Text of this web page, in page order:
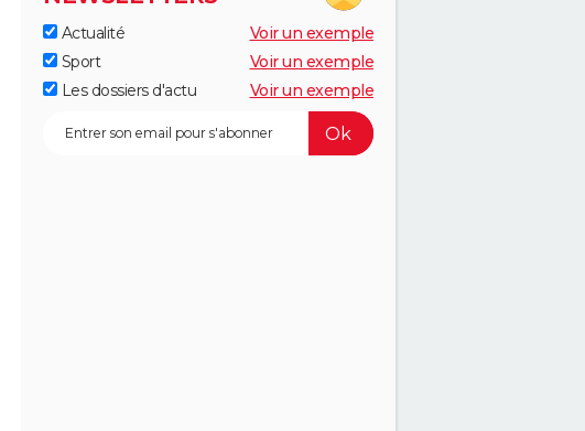
Actualité
Voir un exemple
Sport
Voir un exemple
Les dossiers d'actu
Voir un exemple